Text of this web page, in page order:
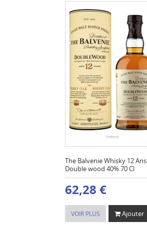
The Balvenie Whisky 12 Ans
Double wood 40% 70 Cl
62,28 €
VOIR PLUS Ajouter